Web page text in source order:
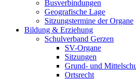
Busverbindungen
Geografische Lage
Sitzungstermine der Organe
Bildung & Erziehung
Schulverband Gerzen
SV-Organe
Sitzungen
Grund- und
Ortsrecht